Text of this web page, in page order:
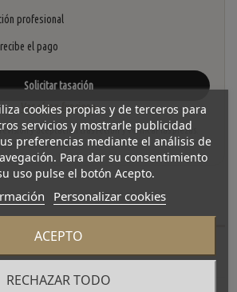
profesional
el pago
Solicitar tasación
Ver cómo funciona
y aceptación tras recibir y verificar las piezas.
del carrito.
cookies propias y de terceros para
servicios y mostrarle publicidad
preferencias mediante el análisis de
Para dar su consentimiento
uso pulse el botón Acepto.
Personalizar cookies
RECHAZAR TODO
ACEPTO